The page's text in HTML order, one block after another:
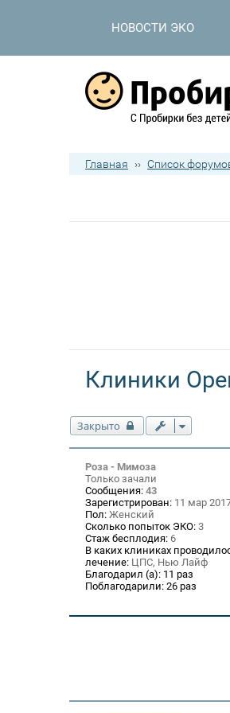
НОВОСТИ ЭКО
Главная ›› Список
Клиники
Закрыто
Роза - Мимоза
Только зачали
Сообщения: 43
Зарегистрирован: 11 мар
Пол: Женский
Сколько попыток ЭКО: 3
Стаж бесплодия: 6
В каких клиниках
лечение: ЦПС, Нью Лайф
Благодарил (а): 11 раз
Поблагодарили: 26 раз